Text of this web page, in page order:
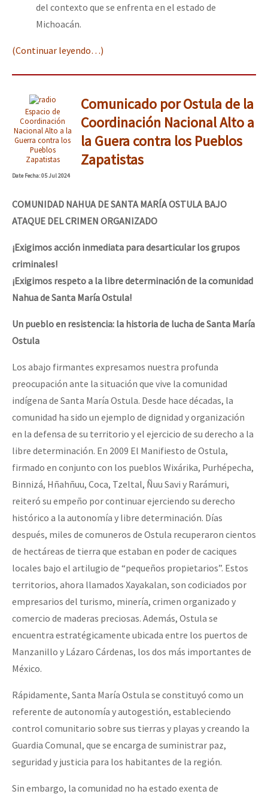
del contexto que se enfrenta en el estado de
Michoacán.
(Continuar leyendo…)
Espacio de
Coordinación
Nacional Alto a la
Guerra contra los
Pueblos
Zapatistas
Comunicado por Ostula de la
Coordinación Nacional Alto a
la Guera contra los Pueblos
Zapatistas
DateFecha: 05 Jul 2024
COMUNIDAD NAHUA DE SANTA MARÍA OSTULA BAJO
ATAQUE DEL CRIMEN ORGANIZADO
¡Exigimos acción inmediata para desarticular los grupos
criminales!
¡Exigimos respeto a la libre determinación de la comunidad
Nahua de Santa María Ostula!
Un pueblo en resistencia: la historia de lucha de Santa María
Ostula
Los abajo firmantes expresamos nuestra profunda
preocupación ante la situación que vive la comunidad
indígena de Santa María Ostula. Desde hace décadas, la
comunidad ha sido un ejemplo de dignidad y organización
en la defensa de su territorio y el ejercicio de su derecho a la
libre determinación. En 2009 El Manifiesto de Ostula,
firmado en conjunto con los pueblos Wixárika, Purhépecha,
Binnizá, Hñahñuu, Coca, Tzeltal, Ñuu Savi y Rarámuri,
reiteró su empeño por continuar ejerciendo su derecho
histórico a la autonomía y libre determinación. Días
después, miles de comuneros de Ostula recuperaron cientos
de hectáreas de tierra que estaban en poder de caciques
locales bajo el artilugio de “pequeños propietarios”. Estos
territorios, ahora llamados Xayakalan, son codiciados por
empresarios del turismo, minería, crimen organizado y
comercio de maderas preciosas. Además, Ostula se
encuentra estratégicamente ubicada entre los puertos de
Manzanillo y Lázaro Cárdenas, los dos más importantes de
México.
Rápidamente, Santa María Ostula se constituyó como un
referente de autonomía y autogestión, estableciendo
control comunitario sobre sus tierras y playas y creando la
Guardia Comunal, que se encarga de suministrar paz,
seguridad y justicia para los habitantes de la región.
Sin embargo, la comunidad no ha estado exenta de